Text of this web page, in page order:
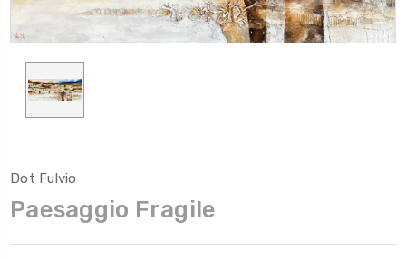
Dot Fulvio
Paesaggio Fragile